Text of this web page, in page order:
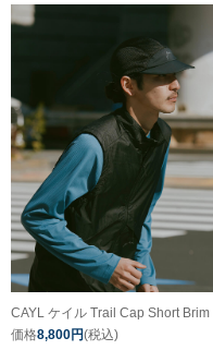
CAYL ケイル Trail Cap Short Brim
価格8,800円(税込)